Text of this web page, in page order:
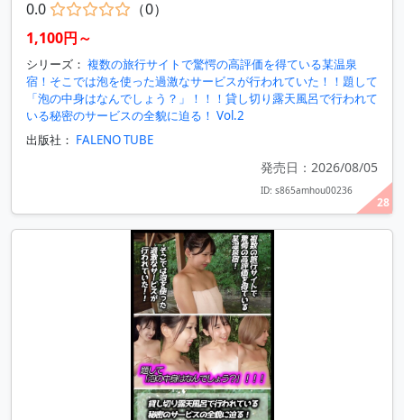
28
0.0
（0）
1,100円～
シリーズ： 複数の旅行サイトで驚愕の高評価を得ている某温泉
宿！そこでは泡を使った過激なサービスが行われていた！！題して
「泡の中身はなんでしょう？」！！！貸し切り露天風呂で行われて
いる秘密のサービスの全貌に迫る！ Vol.2
出版社： FALENO TUBE
発売日：2026/08/05
ID: s865amhou00236